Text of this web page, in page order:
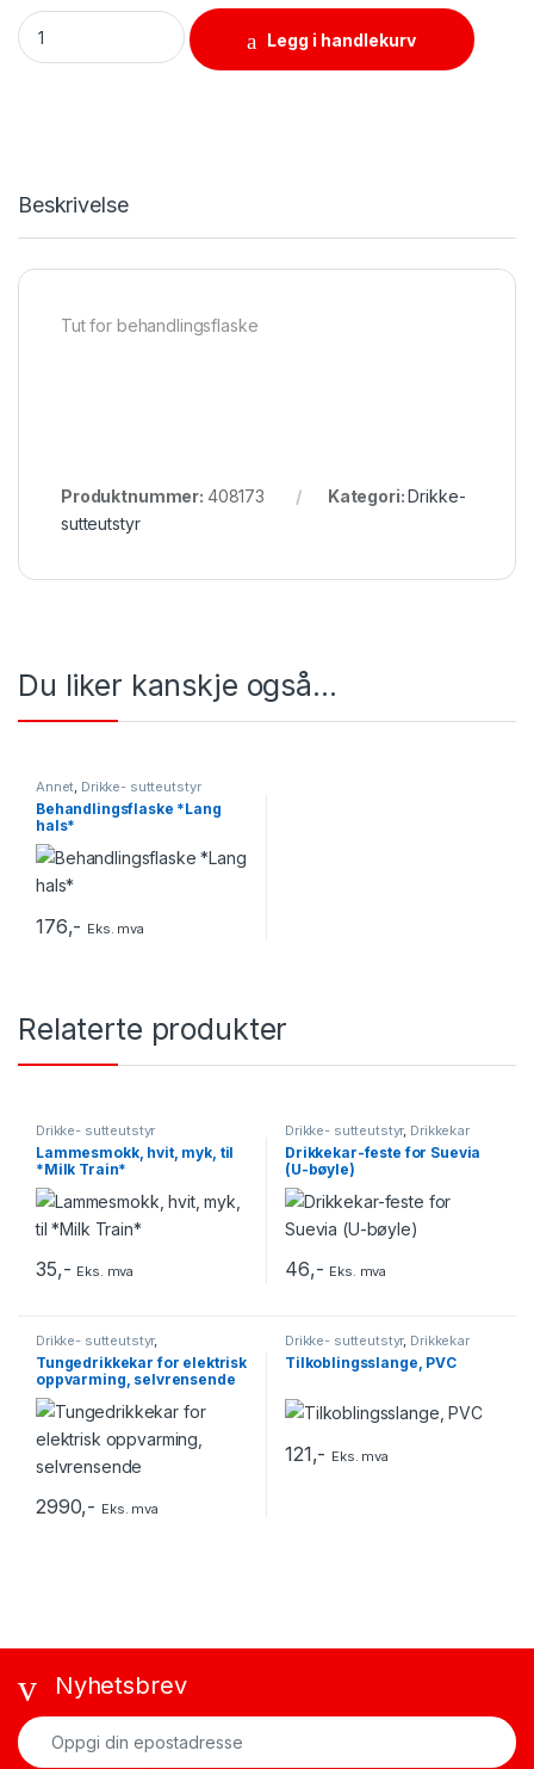
Tut for behandlingsflaske quantity
Legg i handlekurv
Beskrivelse
Tut for behandlingsflaske
Produktnummer: 408173 Kategori:Drikke-
sutteutstyr
Du liker kanskje også…
Annet, Drikke- sutteutstyr
Behandlingsflaske *Lang
hals*
176,- Eks. mva
Relaterte produkter
Drikke- sutteutstyr
Lammesmokk, hvit, myk, til
*Milk Train*
35,- Eks. mva
Drikke- sutteutstyr, Drikkekar
Drikkekar-feste for Suevia
(U-bøyle)
46,- Eks. mva
Drikke- sutteutstyr,
Varmedrikkekar
Tungedrikkekar for elektrisk
oppvarming, selvrensende
2990,- Eks. mva
Drikke- sutteutstyr, Drikkekar
Tilkoblingsslange, PVC
121,- Eks. mva
Nyhetsbrev